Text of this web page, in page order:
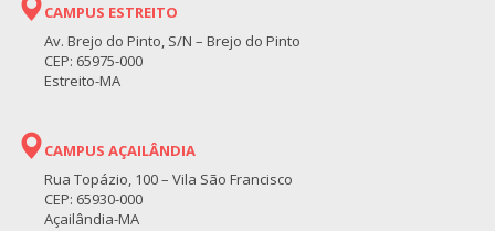
CAMPUS ESTREITO
Av. Brejo do Pinto, S/N – Brejo do Pinto
CEP: 65975-000
Estreito-MA
CAMPUS AÇAILÂNDIA
Rua Topázio, 100 – Vila São Francisco
CEP: 65930-000
Açailândia-MA